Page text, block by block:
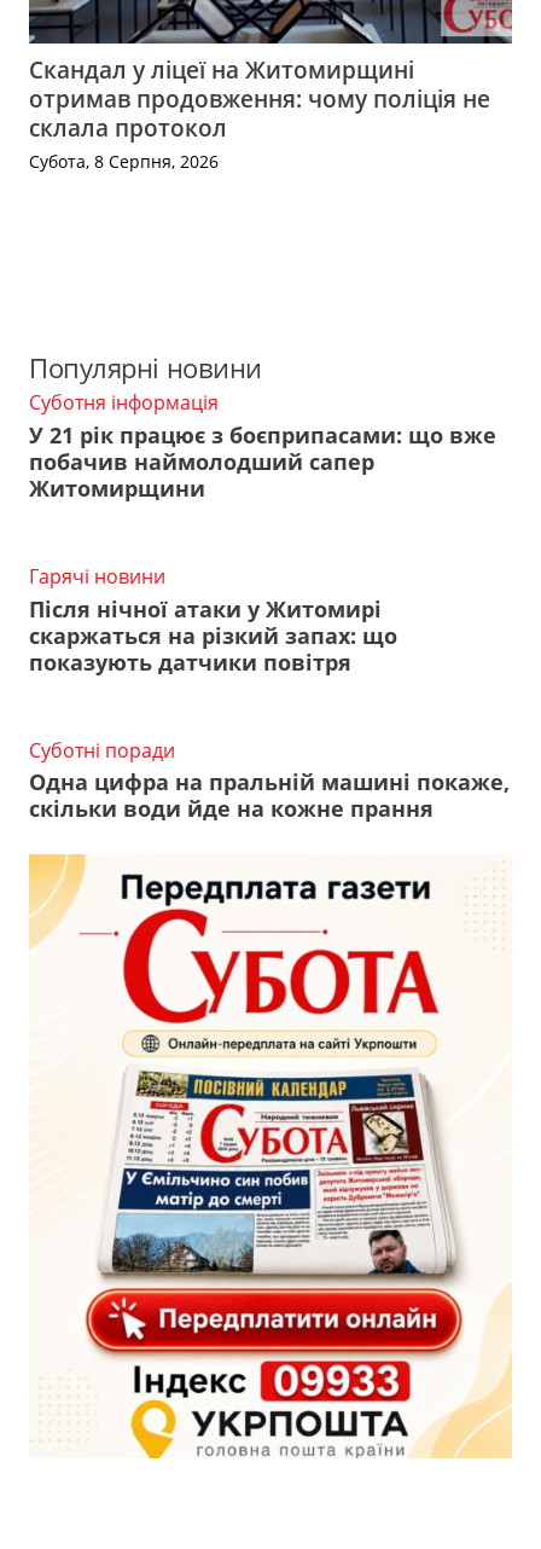
Скандал у ліцеї на Житомирщині
отримав продовження: чому поліція не
склала протокол
Субота, 8 Серпня, 2026
Популярні новини
Суботня інформація
У 21 рік працює з боєприпасами: що вже
побачив наймолодший сапер
Житомирщини
Гарячі новини
Після нічної атаки у Житомирі
скаржаться на різкий запах: що
показують датчики повітря
Суботні поради
Одна цифра на пральній машині покаже,
скільки води йде на кожне прання